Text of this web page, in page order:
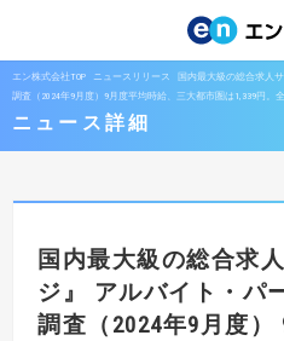
エン株式会社TOP ニュースリリース
国内最大級の総合求人
調査（2024年9月度）9月度平均時給、三大都市圏は1,339円。全
ニュース詳細
国内最大級の総合求
ジ』
アルバイト・パ
調査（2024年9月度）